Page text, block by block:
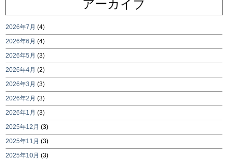
アーカイブ
2026年7月 (4)
2026年6月 (4)
2026年5月 (3)
2026年4月 (2)
2026年3月 (3)
2026年2月 (3)
2026年1月 (3)
2025年12月 (3)
2025年11月 (3)
2025年10月 (3)